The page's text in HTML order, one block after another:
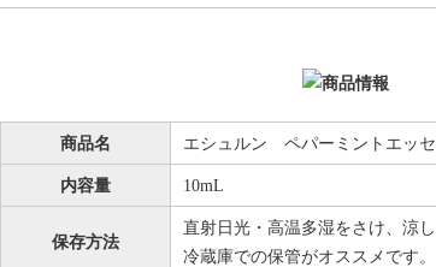
商品名 エシュルン ペパーミントエッ
内容量 10mL
保存方法
直射日光・高温多湿をさけ、涼
冷蔵庫での保管がオススメです。